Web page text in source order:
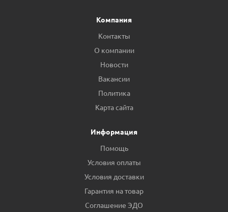
Компания
Контакты
О компании
Новости
Вакансии
Политика
Карта сайта
Информация
Помощь
Условия оплаты
Условия доставки
Гарантия на товар
Соглашение ЭДО